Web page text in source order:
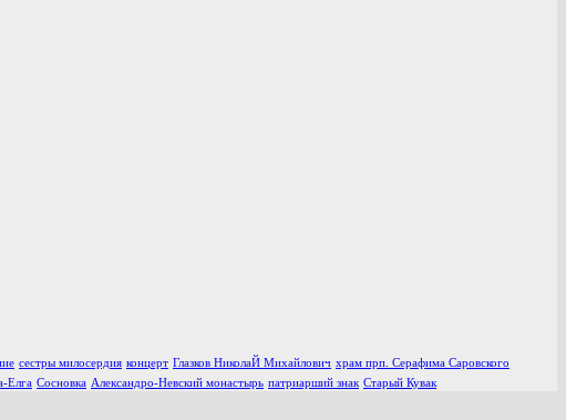
сестры милосердия концерт Глазков НиколаЙ Михайлович храм прп. Серафима Саровского
Елга Сосновка Александро-Невский монастырь патриарший знак Старый Кувак